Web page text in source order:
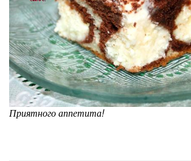
Приятного аппетита!